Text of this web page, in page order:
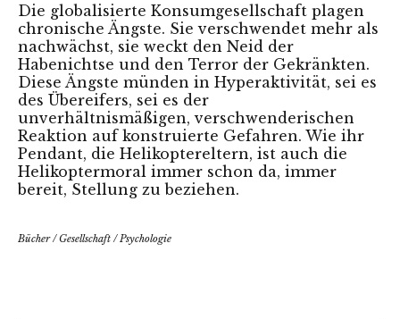
Die globalisierte Konsumgesellschaft plagen
chronische Ängste. Sie verschwendet mehr als
nachwächst, sie weckt den Neid der
Habenichtse und den Terror der Gekränkten.
Diese Ängste münden in Hyperaktivität, sei es
des Übereifers, sei es der
unverhältnismäßigen, verschwenderischen
Reaktion auf konstruierte Gefahren. Wie ihr
Pendant, die Helikoptereltern, ist auch die
Helikoptermoral immer schon da, immer
bereit, Stellung zu beziehen.
Bücher/Gesellschaft / Psychologie